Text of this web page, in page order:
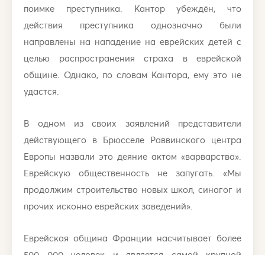
поимке преступника. Кантор убеждён, что
действия преступника однозначно были
направлены на нападение на еврейских детей с
целью распространения страха в еврейской
общине. Однако, по словам Кантора, ему это не
удастся.
В одном из своих заявлений представители
действующего в Брюсселе Раввинского центра
Европы назвали это деяние актом «варварства».
Еврейскую общественность не запугать. «Мы
продолжим строительство новых школ, синагог и
прочих исконно еврейских заведений».
Еврейская община Франции насчитывает более